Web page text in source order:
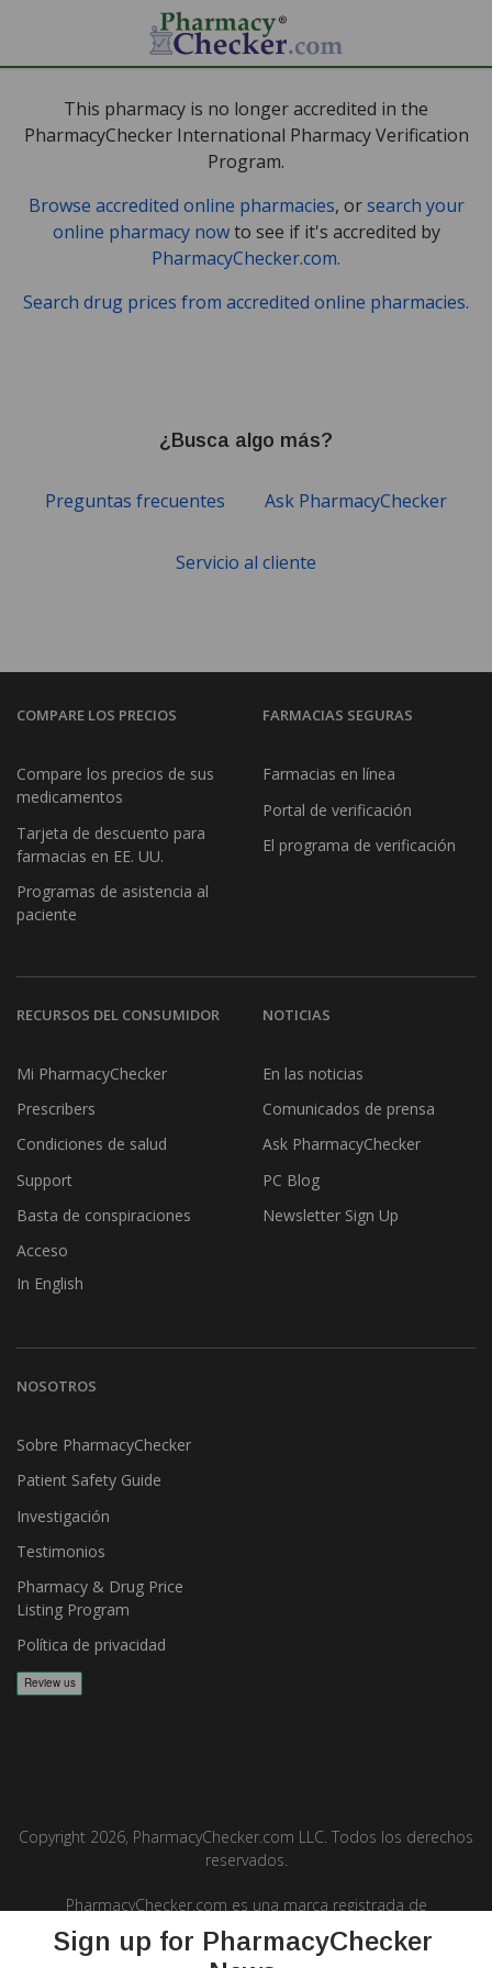
This pharmacy is no longer accredited in the
PharmacyChecker International Pharmacy Verification
Program.
Browse accredited online pharmacies, orsearch your
online pharmacy nowto see if it's accredited by
PharmacyChecker.com.
Search drug prices from accredited online pharmacies.
¿Busca algo más?
Preguntas frecuentes Ask PharmacyChecker
Servicio al cliente
COMPARE LOS PRECIOS
Compare los precios de sus
medicamentos
Tarjeta de descuento para
farmacias en EE. UU.
Programas de asistencia al
paciente
FARMACIAS SEGURAS
Farmacias en línea
Portal de verificación
El programa de verificación
RECURSOS DEL CONSUMIDOR
Mi PharmacyChecker
Prescribers
Condiciones de salud
Support
Basta de conspiraciones
Acceso
In English
NOTICIAS
En las noticias
Comunicados de prensa
Ask PharmacyChecker
PC Blog
Newsletter Sign Up
NOSOTROS
Sobre PharmacyChecker
Patient Safety Guide
Investigación
Testimonios
Pharmacy & Drug Price
Listing Program
Política de privacidad
Copyright 2026, PharmacyChecker.com LLC. Todos los derechos
reservados.
PharmacyChecker.com es una marca registrada de
PharmacyChecker.com, LLC.
Sign up for PharmacyChecker